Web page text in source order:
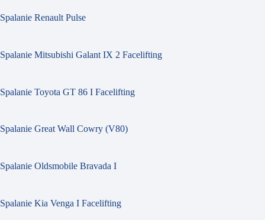
Spalanie Renault Pulse
Spalanie Mitsubishi Galant IX 2 Facelifting
Spalanie Toyota GT 86 I Facelifting
Spalanie Great Wall Cowry (V80)
Spalanie Oldsmobile Bravada I
Spalanie Kia Venga I Facelifting